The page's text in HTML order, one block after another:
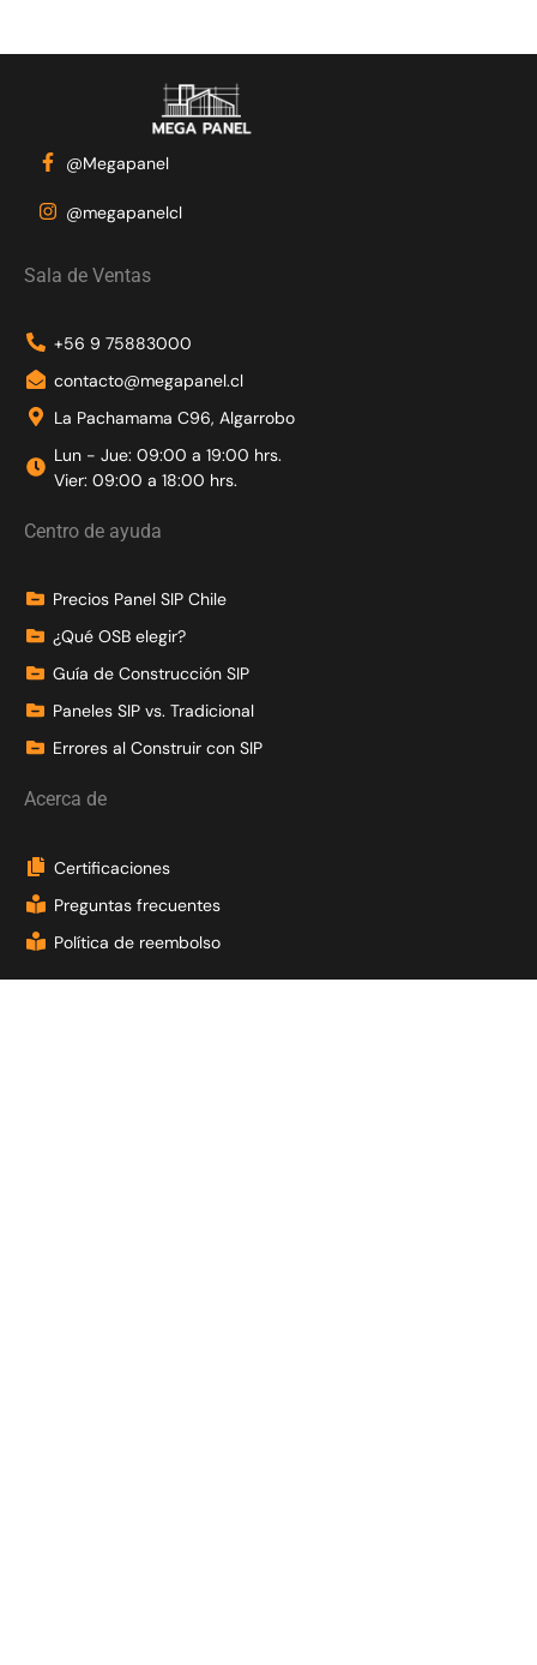
@Megapanel
@megapanelcl
Sala de Ventas
+56 9 75883000
contacto@megapanel.cl
La Pachamama C96, Algarrobo
Lun - Jue: 09:00 a 19:00 hrs.
Vier: 09:00 a 18:00 hrs.
Centro de ayuda
Precios Panel SIP Chile
¿Qué OSB elegir?
Guía de Construcción SIP
Paneles SIP vs. Tradicional
Errores al Construir con SIP
Acerca de
Certificaciones
Preguntas frecuentes
Política de reembolso